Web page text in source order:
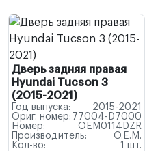
Дверь задняя правая
Hyundai Tucson 3
(2015-2021)
Год выпуска:
2015-2021
Ориг. номер: 77004-D7000
Номер:
OEM0114DZR
Производитель:
O.E.M.
Кол-во:
1 шт.